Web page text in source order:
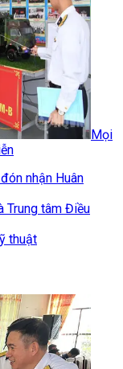
Mọi
nhận Huân
Trung tâm Điều
thuật